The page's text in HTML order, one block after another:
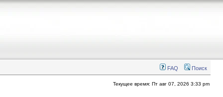
FAQ Поиск
Текущее время: Пт авг 07, 2026 3:33 pm